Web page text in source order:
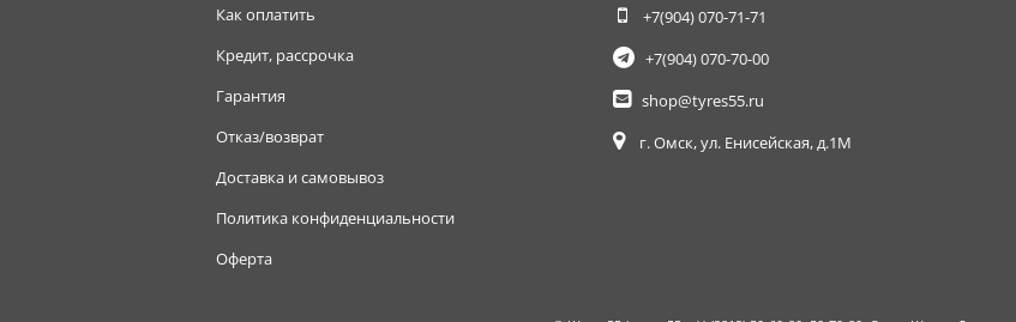
Как оплатить
Кредит, рассрочка
Гарантия
Отказ/возврат
Доставка и самовывоз
Политика конфиденциальности
Оферта
+7(904)070-71-71
+7(904)070-70-00
shop@tyres55.ru
г. Омск, ул. Енисейская, д.1М